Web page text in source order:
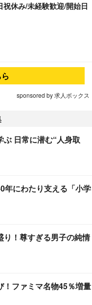
休み/未経験歓迎/開始日
sponsored by 求人ボックス
ぶ 日常に潜む“人身取
年にわたり支える「小学
り！尊すぎる男子の純情
！ファミマ名物45％増量